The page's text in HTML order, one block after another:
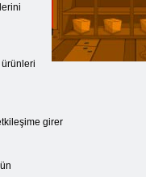
ürünleri
girer